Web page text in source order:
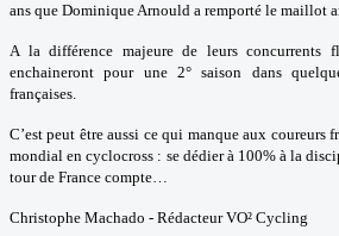
ans que Dominique Arnould a remporté le maillot
A la différence majeure de leurs concurrents
enchaineront pour une 2° saison dans
françaises.
C’est peut être aussi ce qui manque aux coureurs
mondial en cyclocross : se dédier à 100% à la
tour de France compte…
Christophe Machado - Rédacteur VO² Cycling